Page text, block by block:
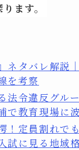
ます。
ネタバレ解説
を考察
法令違反グル
で教育現場に
！定員割れで
試に見る地域